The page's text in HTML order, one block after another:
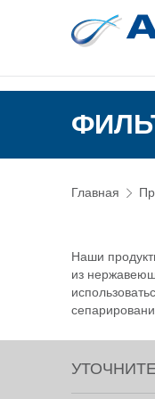
Главная
Наши
из